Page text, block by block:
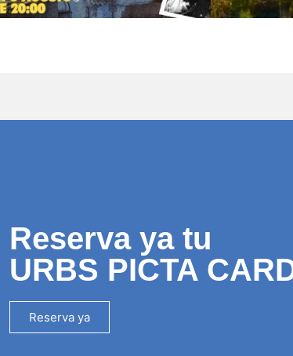
Reserva ya tu
URBS PICTA
Reserva ya